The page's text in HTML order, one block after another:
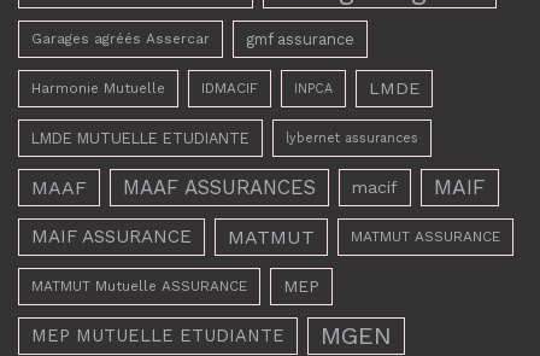
Garages agréés Assercar gmf assurance
Harmonie Mutuelle IDMACIF INPCA LMDE
LMDE MUTUELLE ETUDIANTE lybernet assurances
MAAF MAAF ASSURANCES macif MAIF
MAIF ASSURANCE MATMUT MATMUT ASSURANCE
MATMUT Mutuelle ASSURANCE MEP
MEP MUTUELLE ETUDIANTE MGEN